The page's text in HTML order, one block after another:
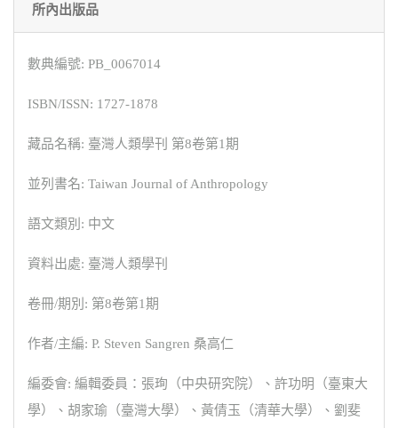
所內出版品
數典編號: PB_0067014
ISBN/ISSN: 1727-1878
藏品名稱: 臺灣人類學刊 第8卷第1期
並列書名: Taiwan Journal of Anthropology
語文類別: 中文
資料出處: 臺灣人類學刊
卷冊/期別: 第8卷第1期
作者/主編: P. Steven Sangren 桑高仁
編委會: 編輯委員：張珣（中央研究院）、許功明（臺東大
學）、胡家瑜（臺灣大學）、黃倩玉（清華大學）、劉斐